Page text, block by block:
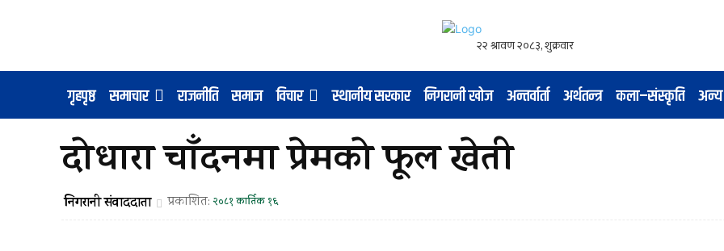
गृहपृष्ठ समाचार राजनीति समाज विचार स्थानीय सरकार निगरानी खोज अन्तर्वार्ता अर्थतन्त्र कला–संस्कृति अन्य
दोधारा चाँदनमा प्रेमको फूल खेती
निगरानी संवाददाता प्रकाशित: २०८१ कार्तिक १६